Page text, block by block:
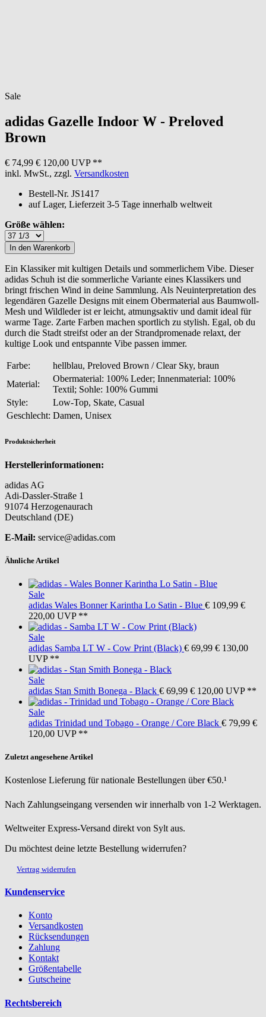
Sale
adidas Gazelle Indoor W - Preloved
Brown
€ 74,99 € 120,00 UVP **
inkl. MwSt., zzgl. Versandkosten
Bestell-Nr. JS1417
auf Lager, Lieferzeit 3-5 Tage innerhalb weltweit
Größe wählen:
Ein Klassiker mit kultigen Details und sommerlichem Vibe. Dieser
adidas Schuh ist die sommerliche Variante eines Klassikers und
bringt frischen Wind in deine Sammlung. Als Neuinterpretation des
legendären Gazelle Designs mit einem Obermaterial aus Baumwoll-
Mesh und Wildleder ist er leicht, atmungsaktiv und damit ideal für
warme Tage. Zarte Farben machen sportlich zu stylish. Egal, ob du
durch die Stadt streifst oder an der Strandpromenade relaxt, der
kultige Look und entspannte Vibe passen immer.
Farbe:
hellblau, Preloved Brown / Clear Sky, braun
Material:
Obermaterial: 100% Leder; Innenmaterial: 100%
Textil; Sohle: 100% Gummi
Style:
Low-Top, Skate, Casual
Geschlecht: Damen, Unisex
Produktsicherheit
Herstellerinformationen:
adidas AG
Adi-Dassler-Straße 1
91074 Herzogenaurach
Deutschland (DE)
E-Mail: service@adidas.com
Ähnliche Artikel
Sale
adidas Wales Bonner Karintha Lo Satin - Blue € 109,99 €
220,00 UVP **
Sale
adidas Samba LT W - Cow Print (Black) € 69,99 € 130,00
UVP **
Sale
adidas Stan Smith Bonega - Black € 69,99 € 120,00 UVP **
Sale
adidas Trinidad und Tobago - Orange / Core Black € 79,99 €
120,00 UVP **
Zuletzt angesehene Artikel
Kostenlose Lieferung für nationale Bestellungen über €50.¹
Nach Zahlungseingang versenden wir innerhalb von 1-2 Werktagen.
Weltweiter Express-Versand direkt von Sylt aus.
Du möchtest deine letzte Bestellung widerrufen?
Vertrag widerrufen
Kundenservice
Konto
Versandkosten
Rücksendungen
Zahlung
Kontakt
Größentabelle
Gutscheine
Rechtsbereich